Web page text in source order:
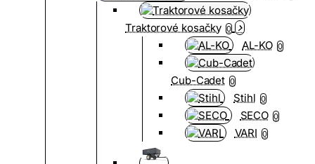
Traktorové kosačky 0
AL-KO 0
Cub-Cadet 0
Stihl 0
SECO 0
VARI 0